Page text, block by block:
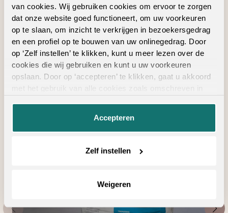
van cookies. Wij gebruiken cookies om ervoor te zorgen
dat onze website goed functioneert, om uw voorkeuren
op te slaan, om inzicht te verkrijgen in bezoekersgedrag
en een profiel op te bouwen van uw onlinegedrag. Door
op ‘Zelf instellen’ te klikken, kunt u meer lezen over de
cookies die wij gebruiken en kunt u uw voorkeuren
opslaan. Door op ‘accepteren’ te klikken, gaat u akkoord
met het gebruik van alle cookies zoals omschreven in
Accepteren
Zelf instellen
Weigeren
Geschikte
vloertoebehoren